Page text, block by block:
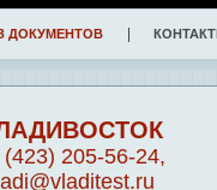
ДОКУМЕНТОВ
205-56-24,